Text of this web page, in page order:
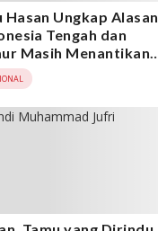
Hasan Ungkap Alasan
Tengah dan
Masih Menantikan
Jokowi